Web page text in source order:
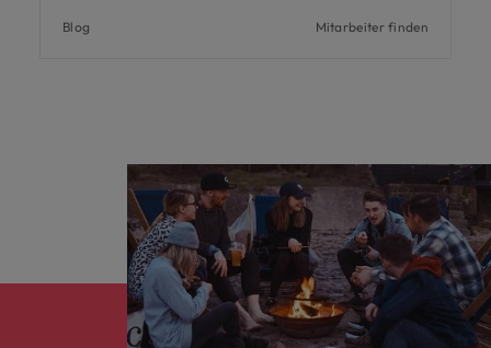
Blog Mitarbeiter finden